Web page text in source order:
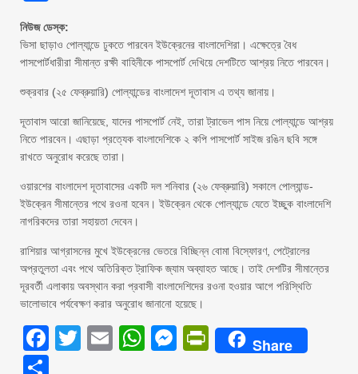
নিউজ ডেস্ক:
ভিসা ছাড়াও পোল্যান্ডে ঢুকতে পারবেন ইউক্রেনের বাংলাদেশিরা। এক্ষেত্রে বৈধ
পাসপোর্টধারীরা সীমান্ত রক্ষী বাহিনীকে পাসপোর্ট দেখিয়ে দেশটিতে আশ্রয় নিতে পারবেন।
শুক্রবার (২৫ ফেব্রুয়ারি) পোল্যান্ডের বাংলাদেশ দূতাবাস এ তথ্য জানায়।
দূতাবাস আরো জানিয়েছে, যাদের পাসপোর্ট নেই, তারা ট্রাভেল পাস নিয়ে পোল্যান্ডে আশ্রয়
নিতে পারবেন। এছাড়া প্রত্যেক বাংলাদেশিকে ২ কপি পাসপোর্ট সাইজ রঙিন ছবি সঙ্গে
রাখতে অনুরোধ করেছে তারা।
ওয়ারশের বাংলাদেশ দূতাবাসের একটি দল শনিবার (২৬ ফেব্রুয়ারি) সকালে পোল্যান্ড-
ইউক্রেন সীমান্তের পথে রওনা হবেন। ইউক্রেন থেকে পোল্যান্ডে যেতে ইচ্ছুক বাংলাদেশি
নাগরিকদের তারা সহায়তা দেবেন।
রাশিয়ার আগ্রাসনের মুখে ইউক্রেনের ভেতরে বিচ্ছিন্ন বোমা বিস্ফোরণ, পেট্রোলের
অপ্রতুলতা এবং পথে অতিরিক্ত ট্রাফিক জ্যাম অব্যাহত আছে। তাই দেশটির সীমান্তের
দূরবর্তী এলাকায় অবস্থান করা প্রবাসী বাংলাদেশিদের রওনা হওয়ার আগে পরিস্থিতি
ভালোভাবে পর্যবেক্ষণ করার অনুরোধ জানানো হয়েছে।
Facebook
Twitter
EmailWhatsApp
Messenger
PrintFriendly
Share